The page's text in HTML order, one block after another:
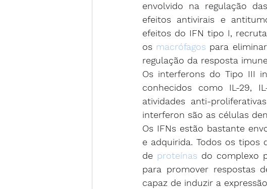
envolvido na regulação
efeitos antivirais e
efeitos do IFN tipo I,
os macrófagos para eliminar
regulação da resposta
Os interferons do Tipo III
conhecidos como IL-29,
atividades anti-
interferon são as células
Os IFNs estão bastante
e adquirida. Todos os tipos
de proteínas do complexo
para promover respostas
capaz de induzir a